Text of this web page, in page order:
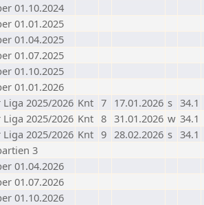
01.10.2024
01.01.2025
01.04.2025
01.07.2025
01.10.2025
01.01.2026
2025/2026 Knt 7 17.01.2026 s 34.1
2025/2026 Knt 8 31.01.2026 w 34.1
2025/2026 Knt 9 28.02.2026 s 34.1
3
01.04.2026
01.07.2026
01.10.2026